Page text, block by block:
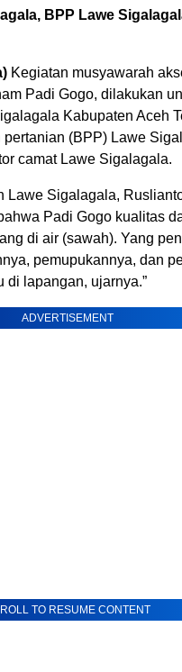
BPP Lawe
Kegiatan musyawarah
Padi Gogo, dilakukan
Kabupaten Aceh
(BPP) Lawe
camat Lawe Sigalagala.
Lawe Sigalagala,
Padi Gogo kualitas
di air (sawah). Yang
pemupukannya, dan
di lapangan, ujarnya.”
ADVERTISEMENT
TO RESUME CONTENT